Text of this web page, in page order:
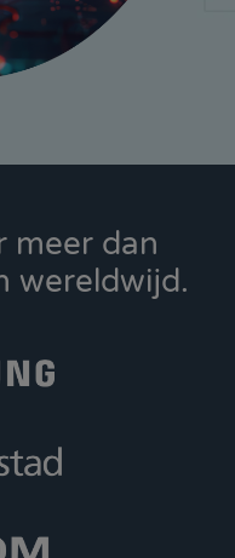
meer dan
wereldwijd.